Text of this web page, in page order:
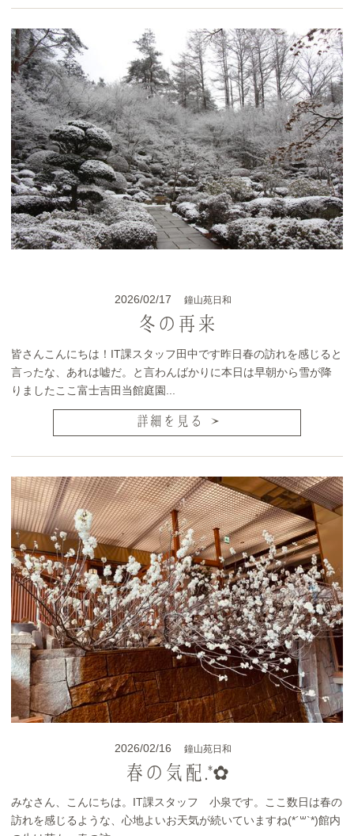
2026/02/17 鐘山苑日和
冬の再来
皆さんこんにちは！IT課スタッフ田中です昨日春の訪れを感じると
言ったな、あれは嘘だ。と言わんばかりに本日は早朝から雪が降
りましたここ富士吉田当館庭園...
詳細を見る
2026/02/16 鐘山苑日和
春の気配.*✿
みなさん、こんにちは。IT課スタッフ 小泉です。ここ数日は春の
訪れを感じるような、心地よいお天気が続いていますね(*´꒳`*)館内